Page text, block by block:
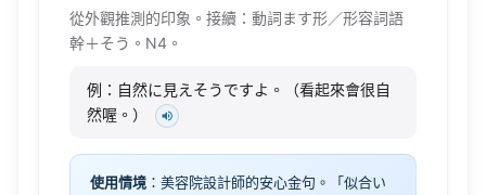
從外觀推測的印象。接續：動詞ます形／形容詞語
幹＋そう。N4。
例：自然に見えそうですよ。（看起來會很自
然喔。）
使用情境 ：美容院設計師的安心金句。「似合い